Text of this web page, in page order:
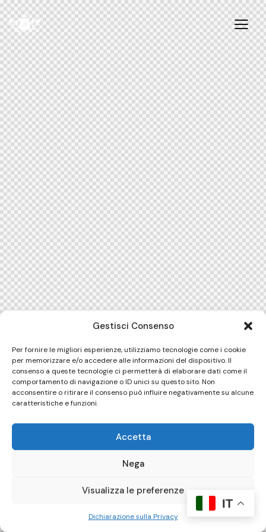
Gestisci Consenso
Per fornire le migliori esperienze, utilizziamo tecnologie come i cookie
per memorizzare e/o accedere alle informazioni del dispositivo. Il
consenso a queste tecnologie ci permetterà di elaborare dati come il
comportamento di navigazione o ID unici su questo sito. Non
acconsentire o ritirare il consenso può influire negativamente su alcune
caratteristiche e funzioni.
Accetta
Nega
Visualizza le preferenze
Dichiarazione sulla Privacy
IT